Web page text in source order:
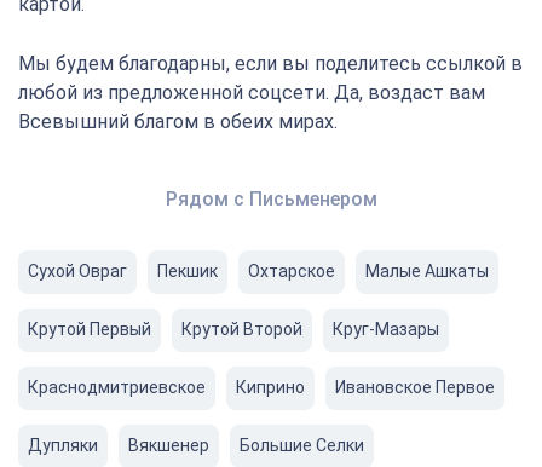
Мы будем благодарны, если вы поделитесь ссылкой в
любой из предложенной соцсети. Да, воздаст вам
Всевышний благом в обеих мирах.
Рядом с Письменером
Сухой Овраг Пекшик Охтарское Малые Ашкаты
Крутой Первый Крутой Второй Круг-Мазары
Краснодмитриевское Киприно Ивановское Первое
Дупляки Вякшенер Большие Селки